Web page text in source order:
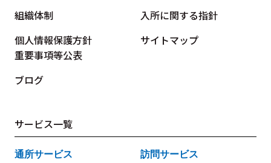
組織体制
入所に関する指針
個人情報保護方針
重要事項等公表
サイトマップ
ブログ
サービス一覧
通所サービス 訪問サービス